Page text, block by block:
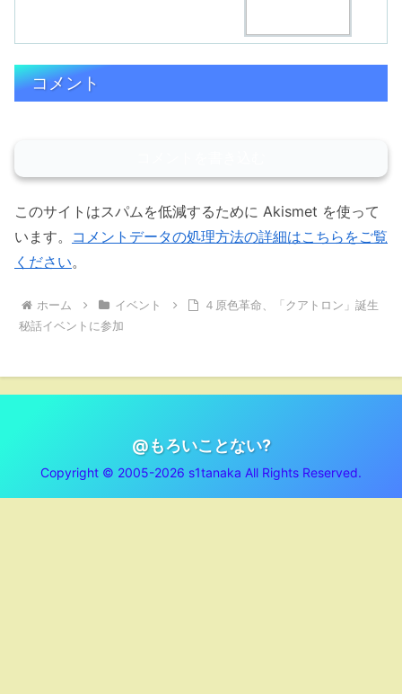
コメント
このサイトはスパムを低減するために Akismet を使って
います。 コメントデータの処理方法の詳細はこちらをご覧
ください。
ホーム イベント
４原色革命、「クアトロン」誕生
秘話イベントに参加
@もろいことない?
Copyright © 2005-2026 s1tanaka All Rights Reserved.